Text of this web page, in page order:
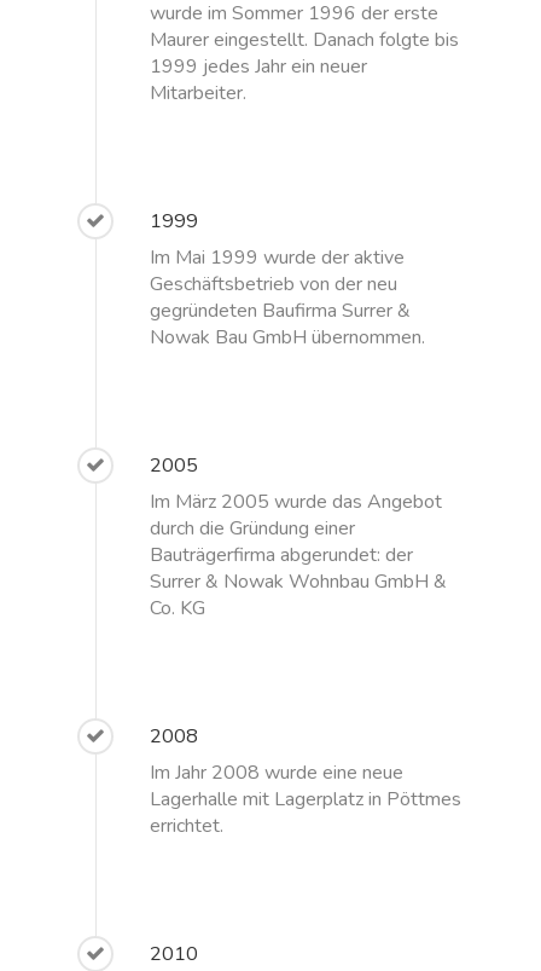
wurde im Sommer 1996 der erste
Maurer eingestellt. Danach folgte bis
1999 jedes Jahr ein neuer
Mitarbeiter.
1999
Im Mai 1999 wurde der aktive
Geschäftsbetrieb von der neu
gegründeten Baufirma Surrer &
Nowak Bau GmbH übernommen.
2005
Im März 2005 wurde das Angebot
durch die Gründung einer
Bauträgerfirma abgerundet: der
Surrer & Nowak Wohnbau GmbH &
Co. KG
2008
Im Jahr 2008 wurde eine neue
Lagerhalle mit Lagerplatz in Pöttmes
errichtet.
2010